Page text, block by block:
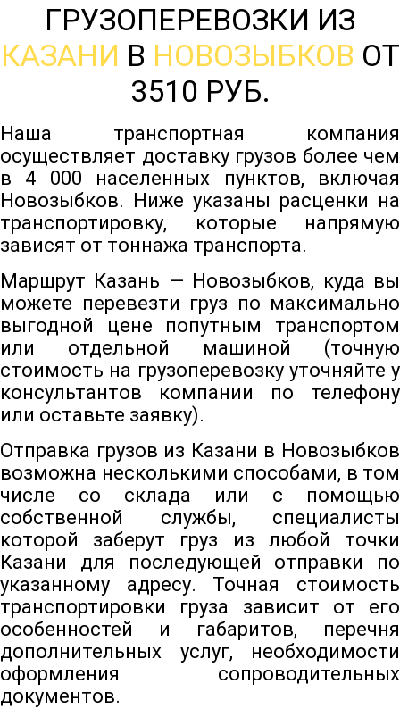
ГРУЗОПЕРЕВОЗКИ ИЗ
КАЗАНИ В НОВОЗЫБКОВ ОТ
3510 РУБ.
Наша транспортная компания
осуществляет доставку грузов более чем
в 4 000 населенных пунктов, включая
Новозыбков. Ниже указаны расценки на
транспортировку, которые напрямую
зависят от тоннажа транспорта.
Маршрут Казань — Новозыбков, куда вы
можете перевезти груз по максимально
выгодной цене попутным транспортом
или отдельной машиной (точную
стоимость на грузоперевозку уточняйте у
консультантов компании по телефону
или оставьте заявку).
Отправка грузов из Казани в Новозыбков
возможна несколькими способами, в том
числе со склада или с помощью
собственной службы, специалисты
которой заберут груз из любой точки
Казани для последующей отправки по
указанному адресу. Точная стоимость
транспортировки груза зависит от его
особенностей и габаритов, перечня
дополнительных услуг, необходимости
оформления сопроводительных
документов.